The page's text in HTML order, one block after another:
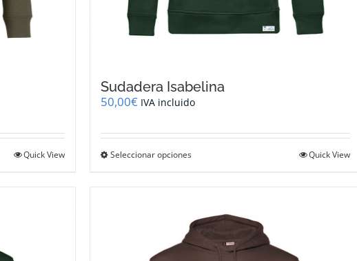
Quick View
Sudadera Isabelina
50,00€ IVA incluido
Seleccionar opciones
variantes.
Las
opciones
se
Quick View